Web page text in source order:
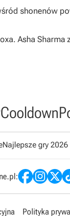
shonenów
Asha
Cooldown
Najlepsze gry 2026
Polityka